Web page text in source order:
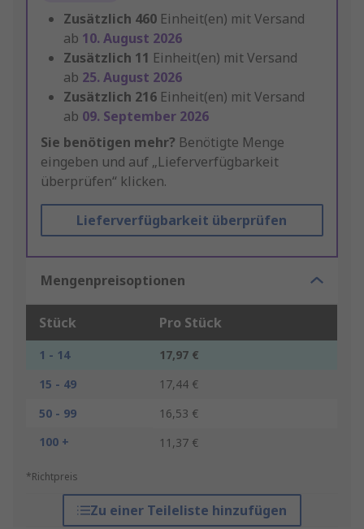
Zusätzlich 460 Einheit(en) mit Versand
ab 10. August 2026
Zusätzlich 11 Einheit(en) mit Versand
ab 25. August 2026
Zusätzlich 216 Einheit(en) mit Versand
ab 09. September 2026
Sie benötigen mehr? Benötigte Menge
eingeben und auf „Lieferverfügbarkeit
überprüfen“ klicken.
Lieferverfügbarkeit überprüfen
Mengenpreisoptionen
Stück Pro Stück
1 - 14
17,97 €
15 - 49
17,44 €
50 - 99
16,53 €
100 +
11,37 €
*Richtpreis
Zu einer Teileliste hinzufügen